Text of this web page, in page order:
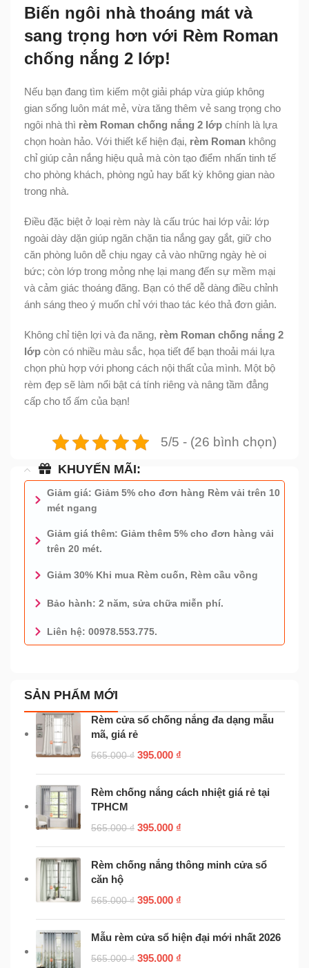
Biến ngôi nhà thoáng mát và
sang trọng hơn với Rèm Roman
chống nắng 2 lớp!
Nếu bạn đang tìm kiếm một giải pháp vừa giúp không
gian sống luôn mát mẻ, vừa tăng thêm vẻ sang trọng cho
ngôi nhà thì rèm Roman chống nắng 2 lớp chính là lựa
chọn hoàn hảo. Với thiết kế hiện đại, rèm Roman không
chỉ giúp cản nắng hiệu quả mà còn tạo điểm nhấn tinh tế
cho phòng khách, phòng ngủ hay bất kỳ không gian nào
trong nhà.
Điều đặc biệt ở loại rèm này là cấu trúc hai lớp vải: lớp
ngoài dày dặn giúp ngăn chặn tia nắng gay gắt, giữ cho
căn phòng luôn dễ chịu ngay cả vào những ngày hè oi
bức; còn lớp trong mỏng nhẹ lại mang đến sự mềm mại
và cảm giác thoáng đãng. Bạn có thể dễ dàng điều chỉnh
ánh sáng theo ý muốn chỉ với thao tác kéo thả đơn giản.
Không chỉ tiện lợi và đa năng, rèm Roman chống nắng 2
lớp còn có nhiều màu sắc, họa tiết để bạn thoải mái lựa
chọn phù hợp với phong cách nội thất của mình. Một bộ
rèm đẹp sẽ làm nổi bật cá tính riêng và nâng tầm đẳng
cấp cho tổ ấm của bạn!
5/5 - (26 bình chọn)
KHUYẾN MÃI:
Giảm giá: Giảm 5% cho đơn hàng Rèm vải trên 10
mét ngang
Giảm giá thêm: Giảm thêm 5% cho đơn hàng vải
trên 20 mét.
Giảm 30% Khi mua Rèm cuốn, Rèm cầu vồng
Bảo hành: 2 năm, sửa chữa miễn phí.
Liên hệ: 00978.553.775.
0978.553.775 - TƯ VẤN MIỄN PHÍ
SẢN PHẨM MỚI
Rèm cửa sổ chống nắng đa dạng mẫu
mã, giá rẻ
565.000₫ 395.000 ₫
Rèm chống nắng cách nhiệt giá rẻ tại
TPHCM
565.000₫ 395.000 ₫
Rèm chống nắng thông minh cửa sổ
căn hộ
565.000₫ 395.000 ₫
Mẫu rèm cửa sổ hiện đại mới nhất 2026
565.000₫ 395.000 ₫